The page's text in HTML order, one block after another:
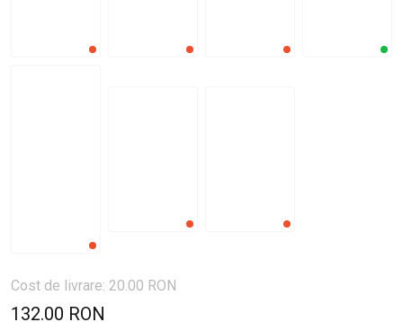
Cost de livrare: 20.00 RON
132.00 RON